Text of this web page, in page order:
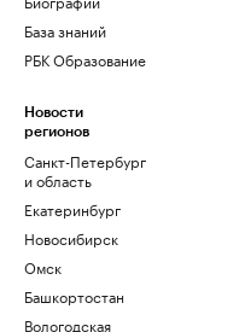
База знаний
РБК Образование
Новости
регионов
Санкт-Петербург
и область
Екатеринбург
Новосибирск
Омск
Башкортостан
Вологодская